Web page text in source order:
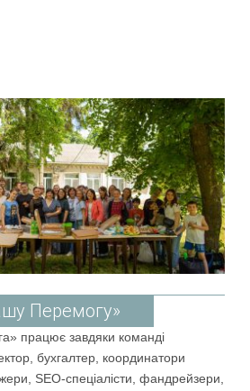
Перемогу»
працює завдяки команді
бухгалтер, координатори
SEO-спеціалісти, фандрейзери,